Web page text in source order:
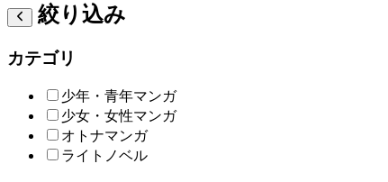
絞り込み
カテゴリ
少年・青年マンガ
少女・女性マンガ
オトナマンガ
ライトノベル